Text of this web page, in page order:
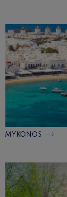
MYKONOS